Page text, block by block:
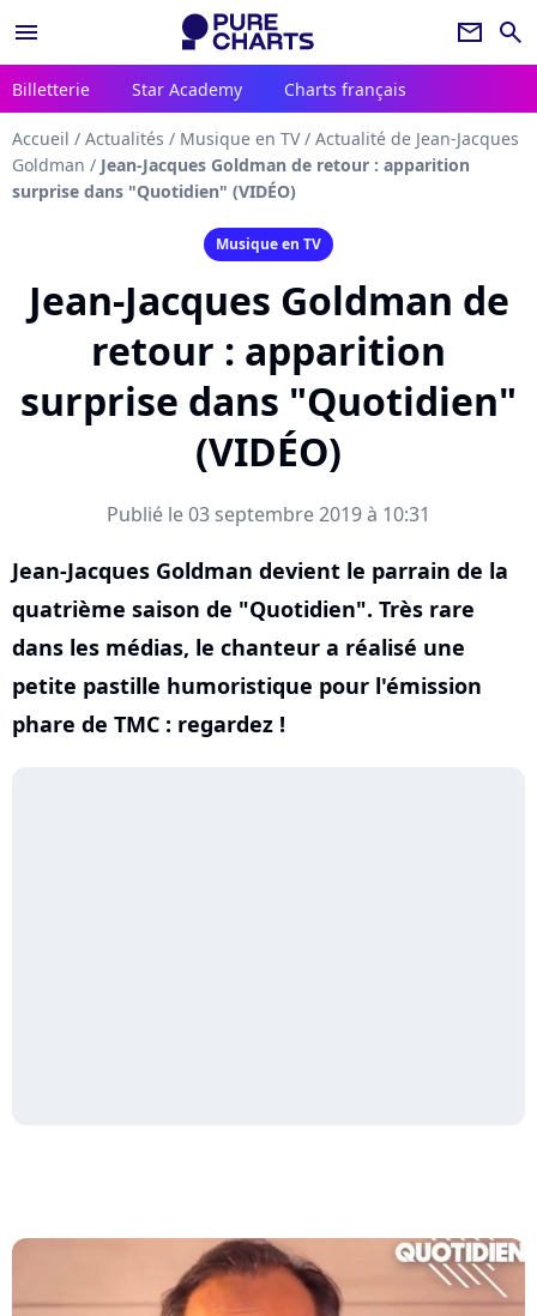
menu newsletter search
Billetterie Star Academy Charts français
Accueil / Actualités / Musique en TV / Actualité de Jean-Jacques
Goldman / Jean-Jacques Goldman de retour : apparition
surprise dans "Quotidien" (VIDÉO)
Musique en TV
Jean-Jacques Goldman de
retour : apparition
surprise dans "Quotidien"
(VIDÉO)
Publié le 03 septembre 2019 à 10:31
Jean-Jacques Goldman devient le parrain de la
quatrième saison de "Quotidien". Très rare
dans les médias, le chanteur a réalisé une
petite pastille humoristique pour l'émission
phare de TMC : regardez !